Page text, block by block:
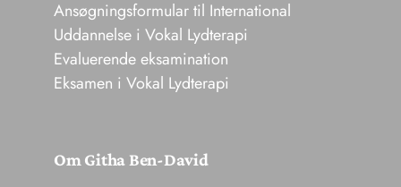
Ansøgningsformular til International
Uddannelse i Vokal Lydterapi
Evaluerende eksamination
Eksamen i Vokal Lydterapi
Om Githa Ben-David